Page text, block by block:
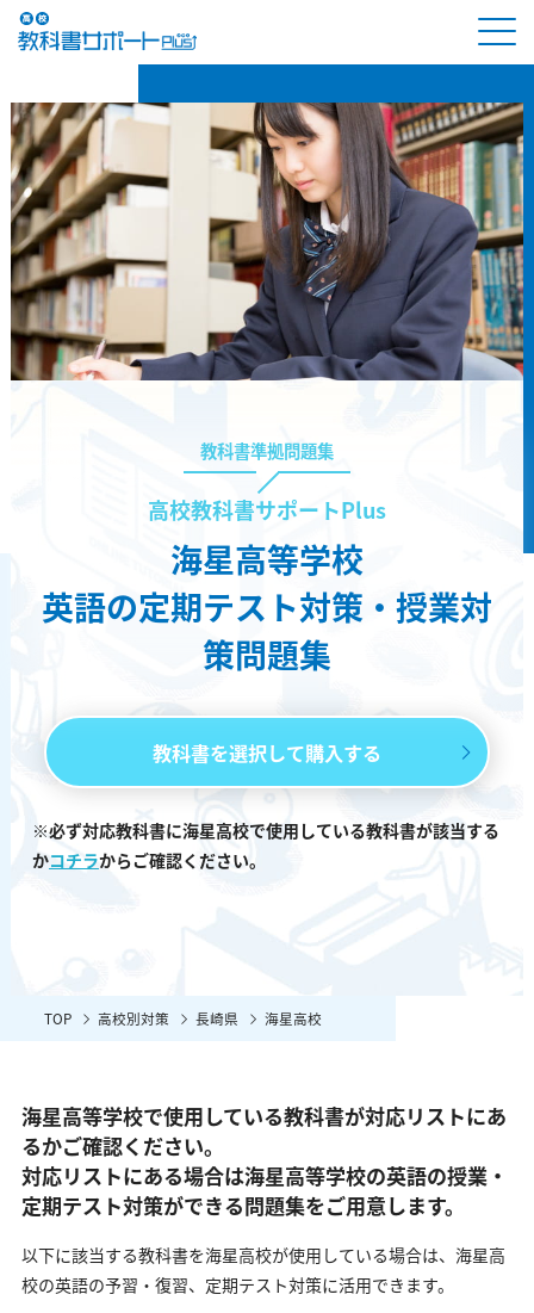
教科書準拠問題集
高校教科書サポートPlus
海星高等学校
英語の定期テスト対策・授業対
策問題集
教科書を選択して購入する
※必ず対応教科書に海星高校で使用している教科書が該当する
かコチラからご確認ください。
TOP 高校別対策 長崎県 海星高校
海星高等学校で使用している教科書が対応リストにあ
るかご確認ください。
対応リストにある場合は海星高等学校の英語の授業・
定期テスト対策ができる問題集をご用意します。
以下に該当する教科書を海星高校が使用している場合は、 海星高
校の英語の予習・復習、定期テスト対策に活用できます。